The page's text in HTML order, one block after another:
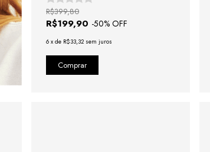
R$199,90 -50% OFF
R$399,80
6 x de R$33,32 sem juros